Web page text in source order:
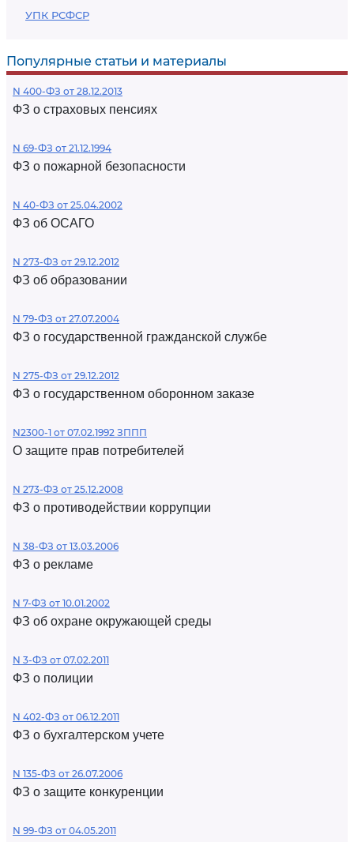
УПК РСФСР
Популярные статьи и материалы
N 400-ФЗ от 28.12.2013
ФЗ о страховых пенсиях
N 69-ФЗ от 21.12.1994
ФЗ о пожарной безопасности
N 40-ФЗ от 25.04.2002
ФЗ об ОСАГО
N 273-ФЗ от 29.12.2012
ФЗ об образовании
N 79-ФЗ от 27.07.2004
ФЗ о государственной гражданской службе
N 275-ФЗ от 29.12.2012
ФЗ о государственном оборонном заказе
N2300-1 от 07.02.1992 ЗППП
О защите прав потребителей
N 273-ФЗ от 25.12.2008
ФЗ о противодействии коррупции
N 38-ФЗ от 13.03.2006
ФЗ о рекламе
N 7-ФЗ от 10.01.2002
ФЗ об охране окружающей среды
N 3-ФЗ от 07.02.2011
ФЗ о полиции
N 402-ФЗ от 06.12.2011
ФЗ о бухгалтерском учете
N 135-ФЗ от 26.07.2006
ФЗ о защите конкуренции
N 99-ФЗ от 04.05.2011